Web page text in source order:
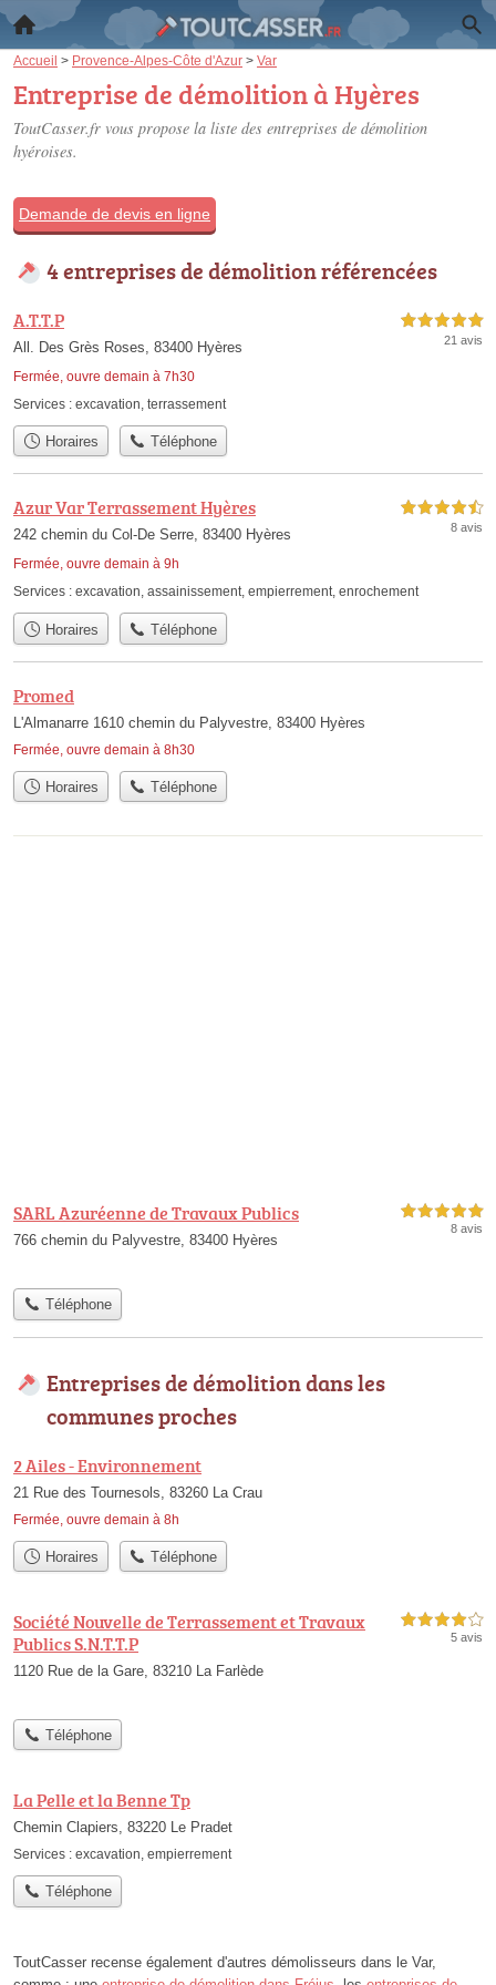
Accueil > Provence-Alpes-Côte d'Azur > Var
Entreprise de démolition à Hyères
ToutCasser.fr vous propose la liste des entreprises de démolition
hyéroises.
Demande de devis en ligne
4 entreprises de démolition référencées
A.T.T.P
All. Des Grès Roses, 83400 Hyères
Fermée, ouvre demain à 7h30
5,0 étoiles sur 5
21 avis
Services : excavation, terrassement
Horaires Téléphone
Azur Var Terrassement Hyères
242 chemin du Col-De Serre, 83400 Hyères
Fermée, ouvre demain à 9h
4,5 étoiles sur 5
8 avis
Services : excavation, assainissement, empierrement, enrochement
Horaires Téléphone
Promed
L'Almanarre 1610 chemin du Palyvestre, 83400 Hyères
Fermée, ouvre demain à 8h30
Horaires Téléphone
SARL Azuréenne de Travaux Publics
766 chemin du Palyvestre, 83400 Hyères
5,0 étoiles sur 5
8 avis
Téléphone
Entreprises de démolition dans les
communes proches
2 Ailes - Environnement
21 Rue des Tournesols, 83260 La Crau
Fermée, ouvre demain à 8h
Horaires Téléphone
Société Nouvelle de Terrassement et Travaux
Publics S.N.T.T.P
1120 Rue de la Gare, 83210 La Farlède
4,0 étoiles sur 5
5 avis
Téléphone
La Pelle et la Benne Tp
Chemin Clapiers, 83220 Le Pradet
Services : excavation, empierrement
Téléphone
ToutCasser recense également d'autres démolisseurs dans le Var,